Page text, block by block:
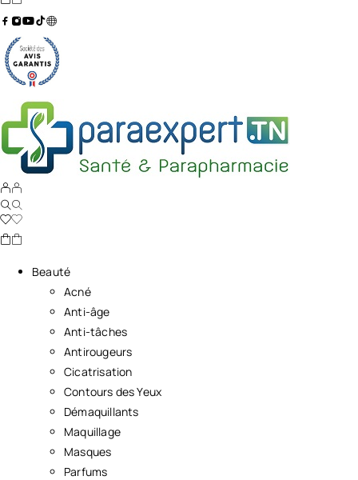
Beauté
Acné
Anti-âge
Anti-tâches
Antirougeurs
Cicatrisation
Contours des Yeux
Démaquillants
Maquillage
Masques
Parfums